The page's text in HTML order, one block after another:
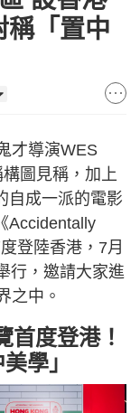
稱「置中
才導演WES
圖見稱，加上
自成一派的電影
Accidentally
登陸香港，7月
行，邀請大家進
之中。
首度登港！
學」